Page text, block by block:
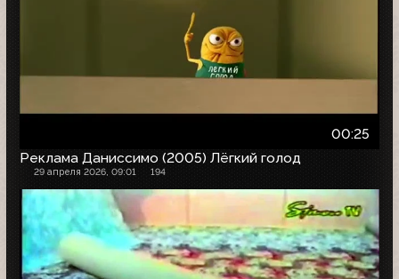
00:25
Реклама Даниссимо (2005) Лёгкий голод
29 апреля 2026, 09:01 194